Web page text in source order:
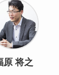
原 将之